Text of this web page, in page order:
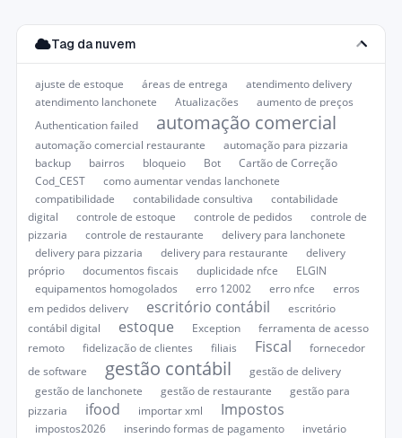
Tag da nuvem
ajuste de estoque áreas de entrega
atendimento delivery
atendimento lanchonete
Atualizações
aumento de preços
Authentication failed
automação comercial
automação comercial restaurante
automação para pizzaria
backup
bairros bloqueio Bot
Cartão de Correção
Cod_CEST
como aumentar vendas lanchonete
compatibilidade
contabilidade consultiva
contabilidade
digital
controle de estoque controle de pedidos
controle de
pizzaria
controle de restaurante
delivery para lanchonete
delivery para pizzaria
delivery para restaurante
delivery
próprio
documentos fiscais duplicidade nfce
ELGIN
equipamentos homogolados
erro 12002 erro nfce
erros
em pedidos delivery
escritório contábil
escritório
contábil digital
estoque Exception
ferramenta de acesso
remoto
fidelização de clientes filiais Fiscal
fornecedor
de software
gestão contábil
gestão de delivery
gestão de lanchonete
gestão de restaurante
gestão para
pizzaria
ifood importar xml Impostos
impostos2026 inserindo formas de pagamento
invetário